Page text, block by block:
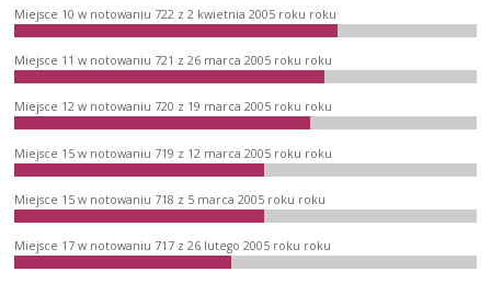
Miejsce 10 w notowaniu 722 z 2 kwietnia 2005 roku roku
Miejsce 11 w notowaniu 721 z 26 marca 2005 roku roku
Miejsce 12 w notowaniu 720 z 19 marca 2005 roku roku
Miejsce 15 w notowaniu 719 z 12 marca 2005 roku roku
Miejsce 15 w notowaniu 718 z 5 marca 2005 roku roku
Miejsce 17 w notowaniu 717 z 26 lutego 2005 roku roku